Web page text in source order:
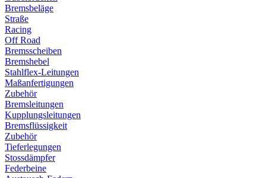
Bremsbeläge
Straße
Racing
Off Road
Bremsscheiben
Bremshebel
Stahlflex-Leitungen
Maßanfertigungen
Zubehör
Bremsleitungen
Kupplungsleitungen
Bremsflüssigkeit
Zubehör
Tieferlegungen
Stossdämpfer
Federbeine